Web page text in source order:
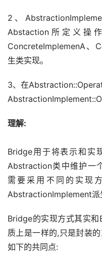
2、
Abstaction所定义操
ConcreteImplemenA、
生类实现。
3、在
理解:
Bridge用于将表示和实
Abstraction类中维护一
需要采用不同的实现
AbstractionImplement派
Bridge的实现方式其实
质上是一样的,只是封装
如下的共同点: